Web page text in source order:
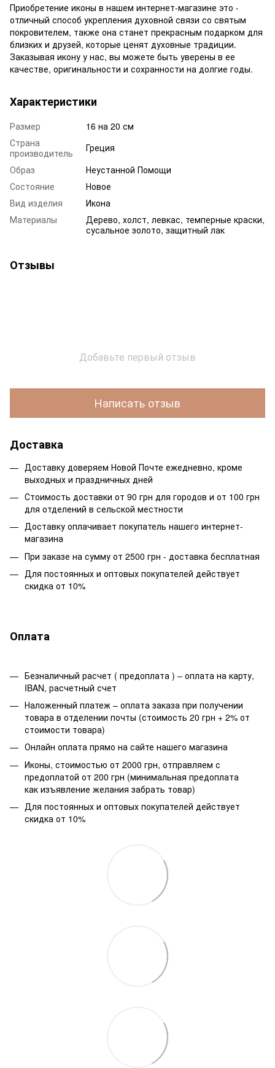
Приобретение иконы в нашем интернет-магазине это -
отличный способ укрепления духовной связи со святым
покровителем, также она станет прекрасным подарком для
близких и друзей, которые ценят духовные традиции.
Заказывая икону у нас, вы можете быть уверены в ее
качестве, оригинальности и сохранности на долгие годы.
Характеристики
Размер
16 на 20 см
Страна
производитель
Греция
Образ
Неустанной Помощи
Состояние
Новое
Вид изделия
Икона
Материалы
Дерево, холст, левкас, темперные краски,
сусальное золото, защитный лак
Отзывы
Добавьте первый отзыв
Написать отзыв
Доставка
Доставку доверяем Новой Почте ежедневно, кроме
выходных и праздничных дней
Стоимость доставки от 90 грн для городов и от 100 грн
для отделений в сельской местности
Доставку оплачивает покупатель нашего интернет-
магазина
При заказе на сумму от 2500 грн - доставка бесплатная
Для постоянных и оптовых покупателей действует
скидка от 10%
Оплата
Безналичный расчет ( предоплата ) – оплата на карту,
IBAN, расчетный счет
Наложенный платеж – оплата заказа при получении
товара в отделении почты (стоимость 20 грн + 2% от
стоимости товара)
Онлайн оплата прямо на сайте нашего магазина
Иконы, стоимостью от 2000 грн, отправляем с
предоплатой от 200 грн (минимальная предоплата
как изъявление желания забрать товар)
Для постоянных и оптовых покупателей действует
скидка от 10%